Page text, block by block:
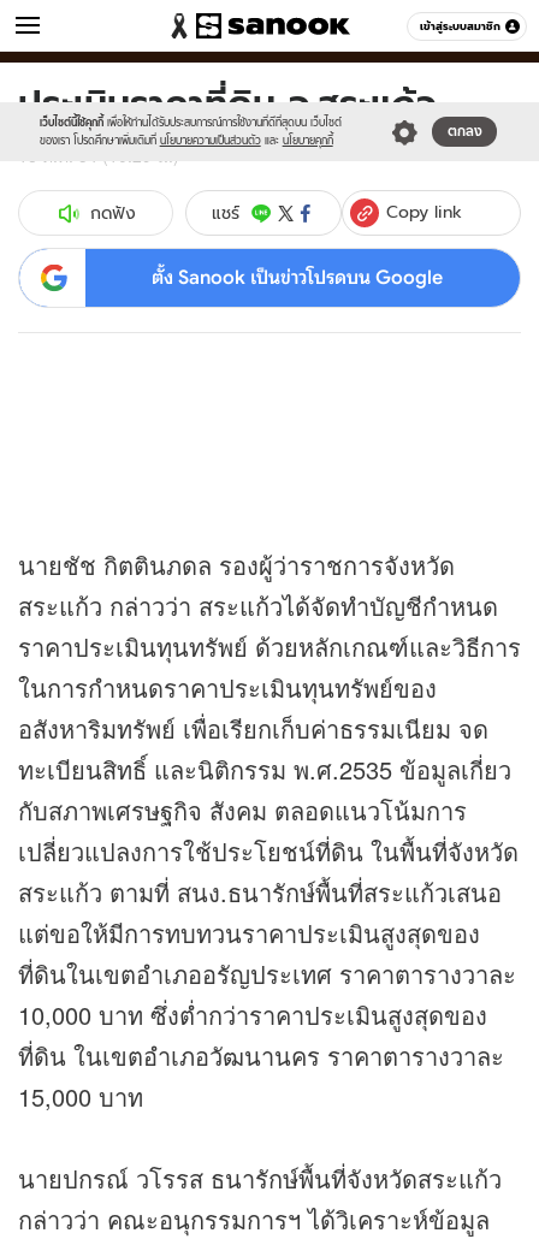
เข้าสู่ระบบสมาชิก
ข่าว หมวดอื่นๆ
เว็บไซต์นี้ใช้คุกกี้ เพื่อให้ท่านได้รับประสบการณ์การใช้งานที่ดีที่สุดบน เว็บไซต์
ของเรา โปรดศึกษาเพิ่มเติมที่ นโยบายความเป็นส่วนตัว และ นโยบายคุกกี้
ตกลง
Sanook
//s.isanook.com/sr/0/images/logo-
new-
sanook.png
600
60
ประเมินราคาที่ดิน จ.สระแก้ว
18 ต.ค. 54 (10:29 น.)
กดฟัง แชร์ Copy link
ตั้ง Sanook เป็นข่าวโปรดบน Google
นายชัช กิตตินภดล รองผู้ว่าราชการจังหวัด
สระแก้ว กล่าวว่า สระแก้วได้จัดทำบัญชีกำหนด
ราคาประเมินทุนทรัพย์ ด้วยหลักเกณฑ์และวิธีการ
ในการกำหนดราคาประเมินทุนทรัพย์ของ
อสังหาริมทรัพย์ เพื่อเรียกเก็บค่าธรรมเนียม จด
ทะเบียนสิทธิ์ และนิติกรรม พ.ศ.2535 ข้อมูลเกี่ยว
กับสภาพเศรษฐกิจ สังคม ตลอดแนวโน้มการ
เปลี่ยวแปลงการใช้ประโยชน์ที่ดิน ในพื้นที่จังหวัด
สระแก้ว ตามที่ สนง.ธนารักษ์พื้นที่สระแก้วเสนอ
แต่ขอให้มีการทบทวนราคาประเมินสูงสุดของ
ที่ดินในเขตอำเภออรัญประเทศ ราคาตารางวาละ
10,000 บาท ซึ่งต่ำกว่าราคาประเมินสูงสุดของ
ที่ดิน ในเขตอำเภอวัฒนานคร ราคาตารางวาละ
15,000 บาท
นายปกรณ์ วโรรส ธนารักษ์พื้นที่จังหวัดสระแก้ว
กล่าวว่า คณะอนุกรรมการฯ ได้วิเคราะห์ข้อมูล